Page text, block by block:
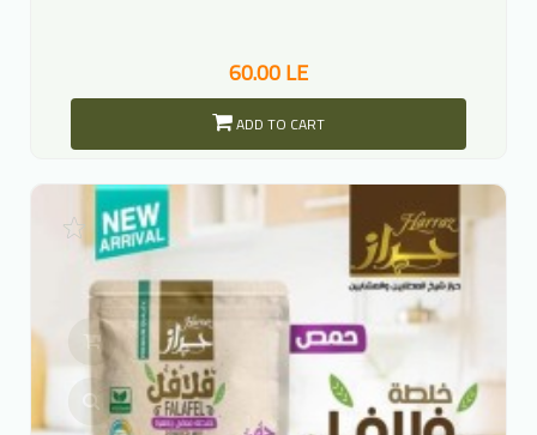
60.00 LE
ADD TO CART